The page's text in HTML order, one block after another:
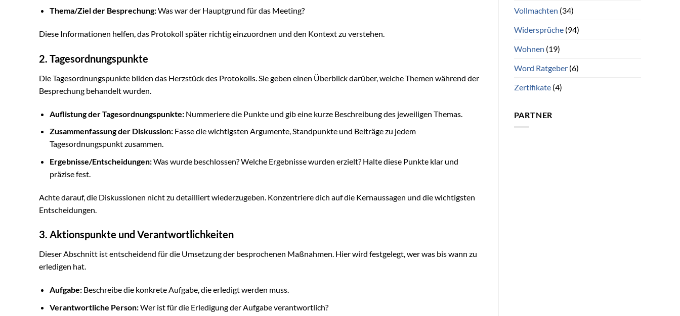
Thema/Ziel der Besprechung:Was war der Hauptgrund für das Meeting?
Diese Informationen helfen, das Protokoll später richtig einzuordnen und den Kontext zu verstehen.
2. Tagesordnungspunkte
Die Tagesordnungspunkte bilden das Herzstück des Protokolls. Sie geben einen Überblick darüber, welche Themen während der
Besprechung behandelt wurden.
Auflistung der Tagesordnungspunkte:Nummeriere die Punkte und gib eine kurze Beschreibung des jeweiligen Themas.
Zusammenfassung der Diskussion:Fasse die wichtigsten Argumente, Standpunkte und Beiträge zu jedem
Tagesordnungspunkt zusammen.
Ergebnisse/Entscheidungen:Was wurde beschlossen? Welche Ergebnisse wurden erzielt? Halte diese Punkte klar und
präzise fest.
Achte darauf, die Diskussionen nicht zu detailliert wiederzugeben. Konzentriere dich auf die Kernaussagen und die wichtigsten
Entscheidungen.
3. Aktionspunkte und Verantwortlichkeiten
Dieser Abschnitt ist entscheidend für die Umsetzung der besprochenen Maßnahmen. Hier wird festgelegt, wer was bis wann zu
erledigen hat.
Aufgabe:Beschreibe die konkrete Aufgabe, die erledigt werden muss.
Verantwortliche Person:Wer ist für die Erledigung der Aufgabe verantwortlich?
Vollmachten (34)
Widersprüche(94)
Wohnen (19)
Word Ratgeber(6)
Zertifikate(4)
PARTNER